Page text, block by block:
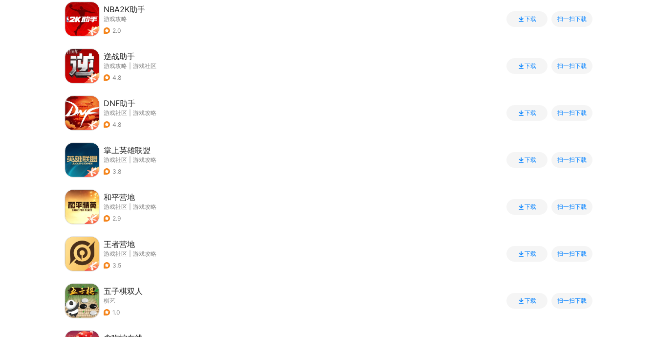
NBA2K助手
游戏攻略
2.0
下载 扫一扫下载
逆战助手
游戏攻略
游戏社区
4.8
下载 扫一扫下载
DNF助手
游戏社区
游戏攻略
4.8
下载 扫一扫下载
掌上英雄联盟
游戏社区
游戏攻略
3.8
下载 扫一扫下载
和平营地
游戏社区
游戏攻略
2.9
下载 扫一扫下载
王者营地
游戏社区
游戏攻略
3.5
下载 扫一扫下载
五子棋双人
棋艺
1.0
下载 扫一扫下载